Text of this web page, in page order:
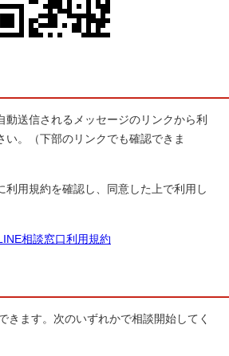
送信されるメッセージのリンクから利
い。（下部のリンクでも確認できま
利用規約を確認し、同意した上で利用し
相談窓口利用規約
ます。次のいずれかで相談開始してく